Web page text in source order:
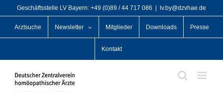
Inhalt
springen
Geschäftsstelle LV Bayern: +49 (0)89 / 44 717 086 lv.by@dzvhae.de
Arztsuche Newsletter Mitglieder Downloads Presse
Kontakt